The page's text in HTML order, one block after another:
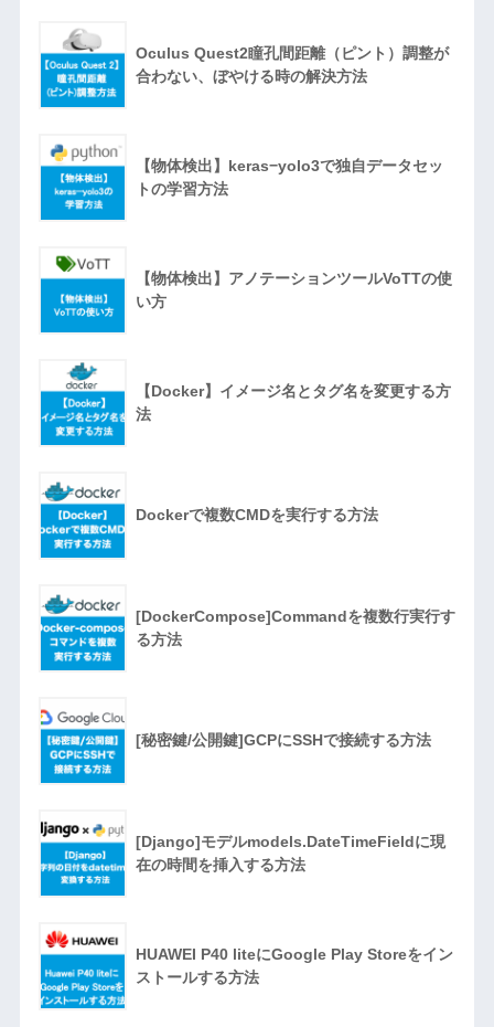
Oculus Quest2瞳孔間距離（ピント）調整が
合わない、ぼやける時の解決方法
【物体検出】keras−yolo3で独自データセッ
トの学習方法
【物体検出】アノテーションツールVoTTの使
い方
【Docker】イメージ名とタグ名を変更する方
法
Dockerで複数CMDを実行する方法
[DockerCompose]Commandを複数行実行す
る方法
[秘密鍵/公開鍵]GCPにSSHで接続する方法
[Django]モデルmodels.DateTimeFieldに現
在の時間を挿入する方法
HUAWEI P40 liteにGoogle Play Storeをイン
ストールする方法